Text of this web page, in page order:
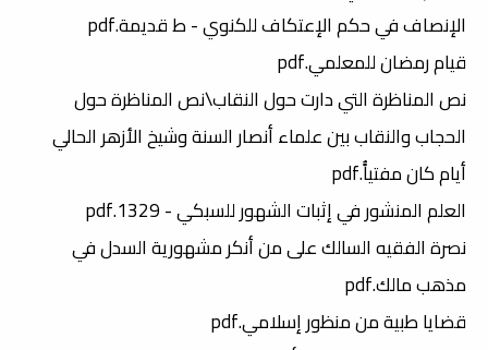
الإنصاف في حكم الإعتكاف للكنوي - ط قديمة.pdf
قيام رمضان للمعلمي.pdf
نص المناظرة التي دارت حول النقاب\نص المناظرة حول
الحجاب والنقاب بين علماء أنصار السنة وشيخ الأزهر الحالي
أيام كان مفتياًُ.pdf
العلم المنشور في إثبات الشهور للسبكي - 1329.pdf
نصرة الفقيه السالك على من أنكر مشهورية السدل في
مذهب مالك.pdf
قضايا طبية من منظور إسلامي.pdf